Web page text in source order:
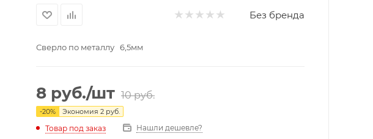
Без бренда
Сверло по металлу 6,5мм
8 руб./шт 10руб.
-20% Экономия 2 руб.
Товар под заказ Нашли дешевле?